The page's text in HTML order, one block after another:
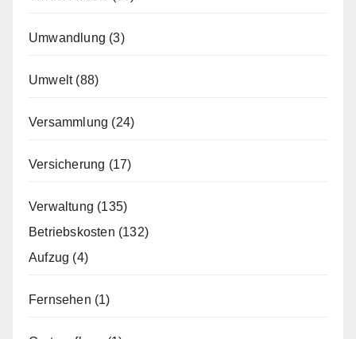
Umwandlung (3)
Umwelt(88)
Versammlung (24)
Versicherung (17)
Verwaltung (135)
Betriebskosten (132)
Aufzug (4)
Fernsehen (1)